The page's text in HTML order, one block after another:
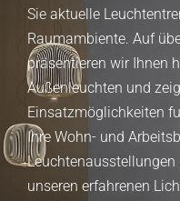
Sie aktuelle
Raumambiente. Auf
präsentieren wir Ihnen
Außenleuchten und
Einsatzmöglichkeiten
Ihre Wohn- und
unseren erfahrenen